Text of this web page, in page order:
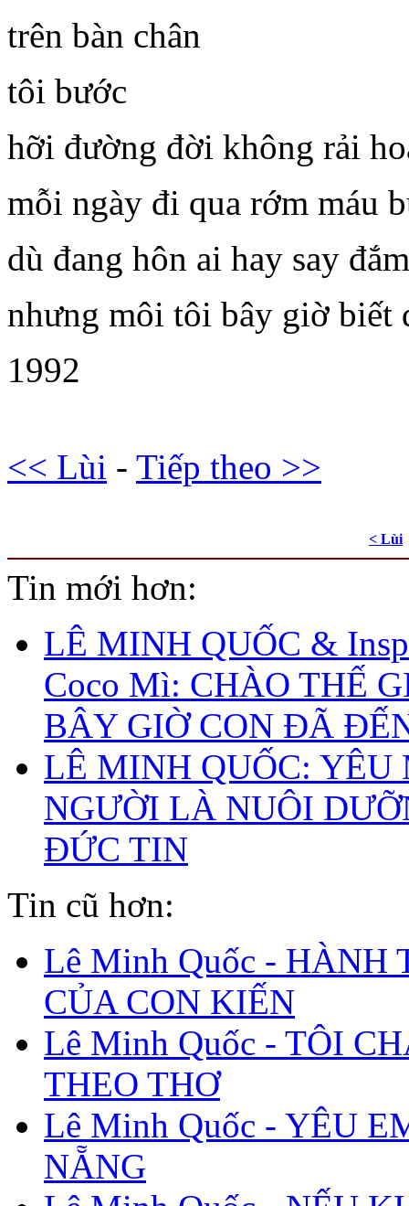
trên bàn chân
tôi bước
hỡi đường đời không rải
mỗi ngày đi qua rớm máu
dù đang hôn ai hay say
nhưng môi tôi bây giờ biết
1992
<< Lùi - Tiếp theo >>
< Lùi
Tin mới hơn:
LÊ MINH QUỐC &
Coco Mì: CHÀO THẾ
BÂY GIỜ CON ĐÃ
LÊ MINH QUỐC: YÊU
NGƯỜI LÀ NUÔI
ĐỨC TIN
Tin cũ hơn:
Lê Minh Quốc - HÀNH
CỦA CON KIẾN
Lê Minh Quốc - TÔI
THEO THƠ
Lê Minh Quốc - YÊU
NẴNG